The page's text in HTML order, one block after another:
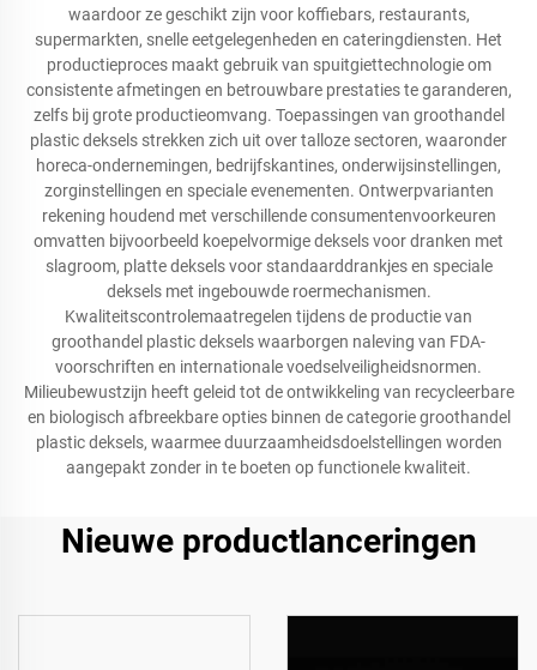
waardoor ze geschikt zijn voor koffiebars, restaurants,
supermarkten, snelle eetgelegenheden en cateringdiensten. Het
productieproces maakt gebruik van spuitgiettechnologie om
consistente afmetingen en betrouwbare prestaties te garanderen,
zelfs bij grote productieomvang. Toepassingen van groothandel
plastic deksels strekken zich uit over talloze sectoren, waaronder
horeca-ondernemingen, bedrijfskantines, onderwijsinstellingen,
zorginstellingen en speciale evenementen. Ontwerpvarianten
rekening houdend met verschillende consumentenvoorkeuren
omvatten bijvoorbeeld koepelvormige deksels voor dranken met
slagroom, platte deksels voor standaarddrankjes en speciale
deksels met ingebouwde roermechanismen.
Kwaliteitscontrolemaatregelen tijdens de productie van
groothandel plastic deksels waarborgen naleving van FDA-
voorschriften en internationale voedselveiligheidsnormen.
Milieubewustzijn heeft geleid tot de ontwikkeling van recycleerbare
en biologisch afbreekbare opties binnen de categorie groothandel
plastic deksels, waarmee duurzaamheidsdoelstellingen worden
aangepakt zonder in te boeten op functionele kwaliteit.
Nieuwe productlanceringen